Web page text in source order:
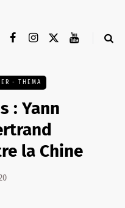
- THEMA
: Yann
la Chine